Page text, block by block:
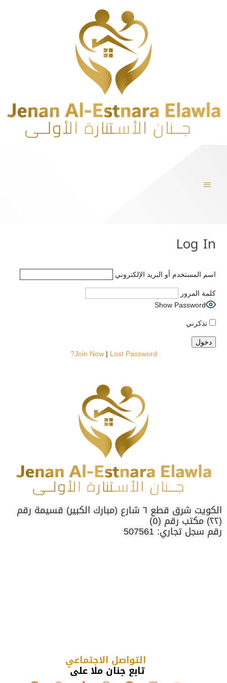
Log In
اسم المستخدم أو البريد الإلكتروني
كلمة المرور
Show Password
تذكرني
Join Now| Lost Password?
الكويت شرق قطع ٦ شارع (مبارك الكبير) قسيمة رقم
(٢٢) مكتب رقم (٥)
رقم سجل تجاري: 507561
التواصل الاجتماعي
تابع جنان ملا علي